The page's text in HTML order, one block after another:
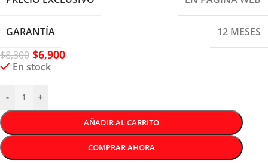
GARANTÍA
12 MESES
$8,300 $6,900
En stock
- +
AÑADIR AL CARRITO
COMPRAR AHORA